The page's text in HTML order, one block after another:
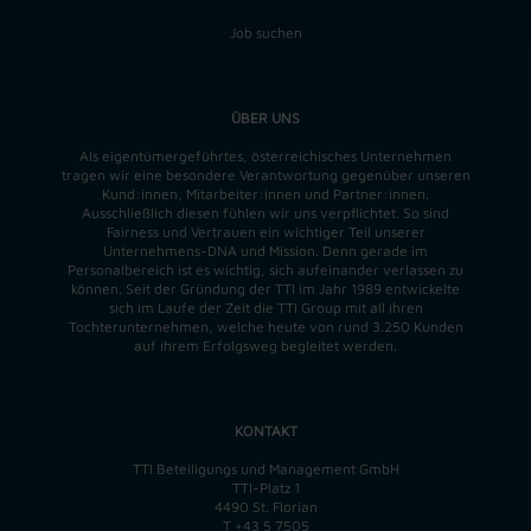
Job suchen
ÜBER UNS
Als eigentümergeführtes, österreichisches Unternehmen
tragen wir eine besondere Verantwortung gegenüber unseren
Kund:innen, Mitarbeiter:innen und Partner:innen.
Ausschließlich diesen fühlen wir uns verpflichtet. So sind
Fairness und Vertrauen ein wichtiger Teil unserer
Unternehmens-DNA und Mission. Denn gerade im
Personalbereich ist es wichtig, sich aufeinander verlassen zu
können. Seit der Gründung der TTI im Jahr 1989 entwickelte
sich im Laufe der Zeit die TTI Group mit all ihren
Tochterunternehmen, welche heute von rund 3.250 Kunden
auf ihrem Erfolgsweg begleitet werden.
KONTAKT
TTI Beteiligungs und Management GmbH
TTI-Platz 1
4490 St. Florian
T +43 5 7505